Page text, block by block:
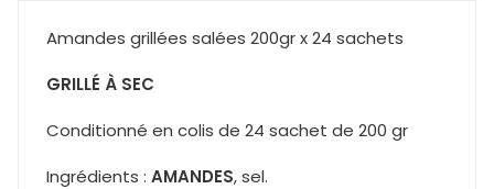
Amandes grillées salées 200gr x 24 sachets
GRILLÉ À SEC
Conditionné en colis de 24 sachet de 200 gr
Ingrédients : AMANDES, sel.